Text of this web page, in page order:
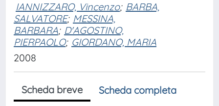
IANNIZZARO, Vincenzo; BARBA,
SALVATORE; MESSINA,
BARBARA; D'AGOSTINO,
PIERPAOLO; GIORDANO, MARIA
2008
Scheda breve
Scheda completa